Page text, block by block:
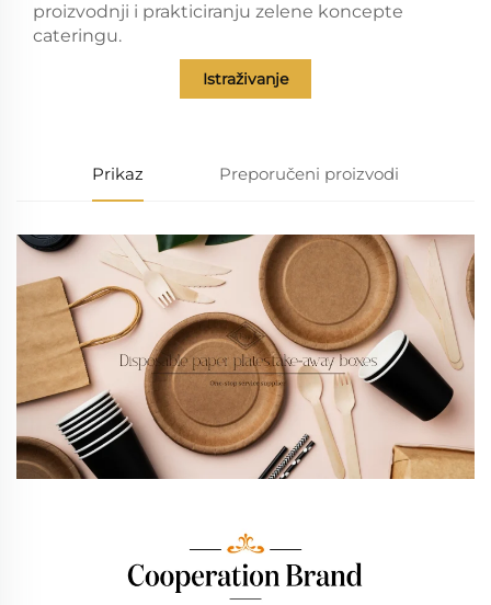
proizvodnji i prakticiranju zelene koncepte
cateringu.
Istraživanje
Prikaz Preporučeni proizvodi